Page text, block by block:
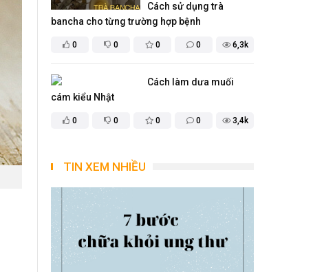
0 0 0 0 6,3k
Cách sử dụng trà
bancha cho từng trường hợp bệnh
0 0 0 0 3,4k
Cách làm dưa muối
cám kiểu Nhật
TIN XEM NHIỀU